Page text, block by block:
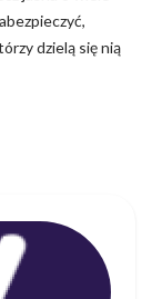
dzielą się nią